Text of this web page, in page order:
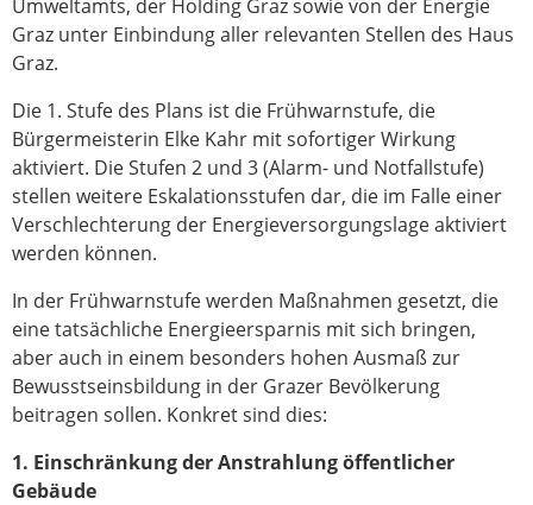
Umweltamts, der Holding Graz sowie von der Energie
Graz unter Einbindung aller relevanten Stellen des Haus
Graz.
Die 1. Stufe des Plans ist die Frühwarnstufe, die
Bürgermeisterin Elke Kahr mit sofortiger Wirkung
aktiviert. Die Stufen 2 und 3 (Alarm- und Notfallstufe)
stellen weitere Eskalationsstufen dar, die im Falle einer
Verschlechterung der Energieversorgungslage aktiviert
werden können.
In der Frühwarnstufe werden Maßnahmen gesetzt, die
eine tatsächliche Energieersparnis mit sich bringen,
aber auch in einem besonders hohen Ausmaß zur
Bewusstseinsbildung in der Grazer Bevölkerung
beitragen sollen. Konkret sind dies:
1. Einschränkung der Anstrahlung öffentlicher
Gebäude